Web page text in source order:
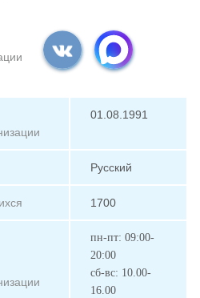
01.08.1991
Русский
1700
пн-пт: 09:00-
20:00
сб-вс: 10.00-
16.00